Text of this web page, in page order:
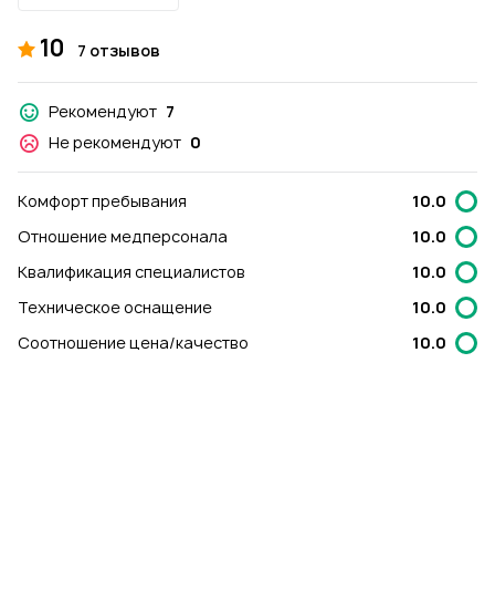
10 7 отзывов
Рекомендуют 7
Не рекомендуют 0
Комфорт пребывания
10.0
Отношение медперсонала
10.0
Квалификация специалистов
10.0
Техническое оснащение
10.0
Соотношение цена/качество
10.0